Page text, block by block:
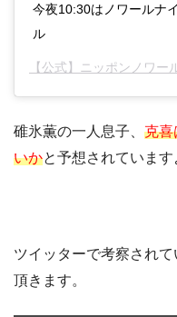
今夜10:30はノワールナ
ル
【公式】ニッポンノワー
碓氷薫の一人息子、 克喜
いかと予想されています
ツイッターで考察され
頂きます。